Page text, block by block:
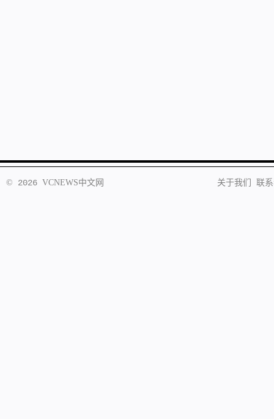
© 2026 VCNEWS中文网 关于我们 联